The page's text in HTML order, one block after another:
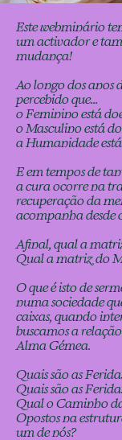
Este webminário
um activador e
mudança!
Ao longo dos anos
percebido que...
o Feminino está
o Masculino está
a Humanidade está
E em tempos de
a cura ocorre na
recuperação da
acompanha desde
Afinal, qual a
Qual a matriz do
O que é isto de
numa sociedade
caixas, quando
buscamos a
Alma Gémea.
Quais são as
Quais são as
Qual o Caminho
Opostos na
um de nós?